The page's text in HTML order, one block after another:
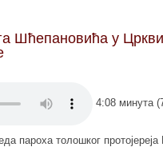
Шћепановића у
4:08 минута
пароха толошког